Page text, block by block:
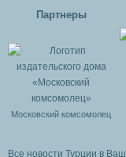
Партнеры
Московский комсомолец
Все новости Турции в